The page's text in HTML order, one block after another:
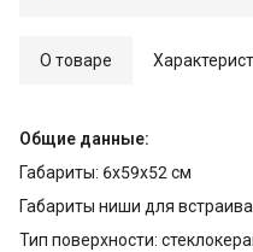
О товаре
Общие данные:
Габариты: 6x59x52 см
Габариты ниши для
Тип поверхности: